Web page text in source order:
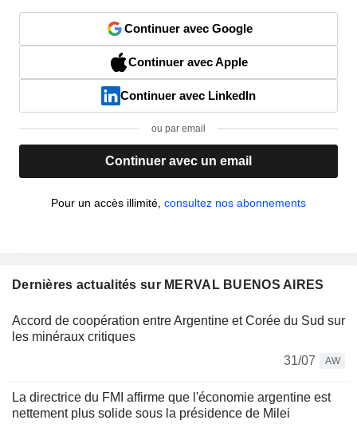
Continuer avec Google
Continuer avec Apple
Continuer avec LinkedIn
ou par email
Continuer avec un email
Pour un accès illimité, consultez nos abonnements
Dernières actualités sur MERVAL BUENOS AIRES
Accord de coopération entre Argentine et Corée du Sud sur
les minéraux critiques
31/07
AW
La directrice du FMI affirme que l'économie argentine est
nettement plus solide sous la présidence de Milei